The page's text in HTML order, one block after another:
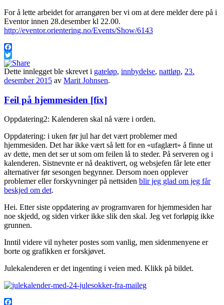
For å lette arbeidet for arrangøren ber vi om at dere melder dere på i
Eventor innen 28.desember kl 22.00.
http://eventor.orientering.no/Events/Show/6143
Facebook
Twitter
Dette innlegget ble skrevet i gateløp, innbydelse, nattløp, 23.
desember 2015 av Marit Johnsen.
Feil på hjemmesiden [fix]
Oppdatering2: Kalenderen skal nå være i orden.
Oppdatering: i uken før jul har det vært problemer med
hjemmesiden. Det har ikke vært så lett for en «ufaglært» å finne ut
av dette, men det ser ut som om feilen lå to steder. På serveren og i
kalenderen. Sistnevnte er nå deaktivert, og websjefen får lete etter
alternativer før sesongen begynner. Dersom noen opplever
problemer eller forskyvninger på nettsiden blir jeg glad om jeg får
beskjed om det.
Hei. Etter siste oppdatering av programvaren for hjemmesiden har
noe skjedd, og siden virker ikke slik den skal. Jeg vet forløpig ikke
grunnen.
Inntil videre vil nyheter postes som vanlig, men sidenmenyene er
borte og grafikken er forskjøvet.
Julekalenderen er det ingenting i veien med. Klikk på bildet.